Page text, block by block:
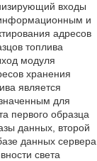
входы
и
адресов
топлива
модуля
хранения
является
для
первого образца
данных, второй
данных сервера
света